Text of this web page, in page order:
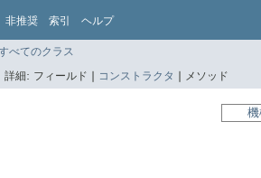
非推奨 索引 ヘルプ
べてのクラス
詳細: フィールド | コンストラクタ | メソッド